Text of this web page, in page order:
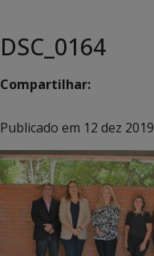
DSC_0164
Compartilhar:
Publicado em 12 dez 2019